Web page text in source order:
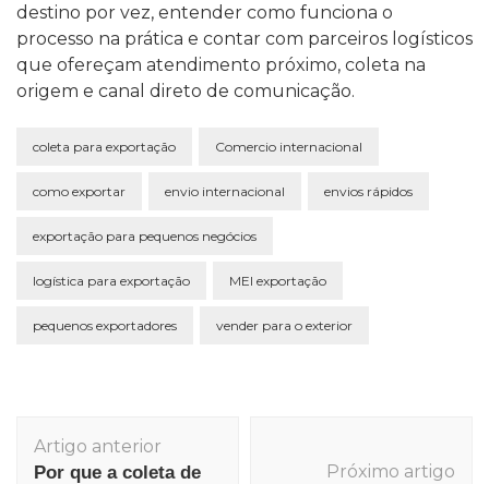
destino por vez, entender como funciona o
processo na prática e contar com parceiros logísticos
que ofereçam atendimento próximo, coleta na
origem e canal direto de comunicação.
coleta para exportação Comercio internacional
como exportar envio internacional envios rápidos
exportação para pequenos negócios
logística para exportação MEI exportação
pequenos exportadores vender para o exterior
de
Artigo anterior
Por que a coleta de
Próximo artigo